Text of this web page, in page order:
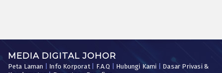
MEDIA DIGITAL JOHOR
Peta Laman Info Korporat| F.A.Q Hubungi Kami
Dasar Privasi &